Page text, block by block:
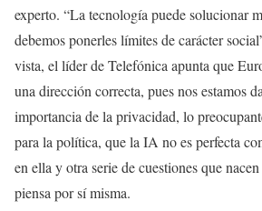
experto. “La tecnología puede solucionar
debemos ponerles límites de carácter
vista, el líder de Telefónica apunta que
una dirección correcta, pues nos estamos
importancia de la privacidad, lo
para la política, que la IA no es perfecta
en ella y otra serie de cuestiones que
piensa por sí misma.